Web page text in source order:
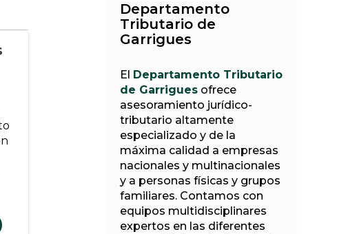
Departamento
Tributario de
Garrigues
El
Departamento Tributario
de Garriguesofrece
asesoramiento jurídico-
tributario altamente
especializado y de la
máxima calidad a empresas
nacionales y multinacionales
y a personas físicas y grupos
familiares. Contamos con
equipos multidisciplinares
expertos en las diferentes